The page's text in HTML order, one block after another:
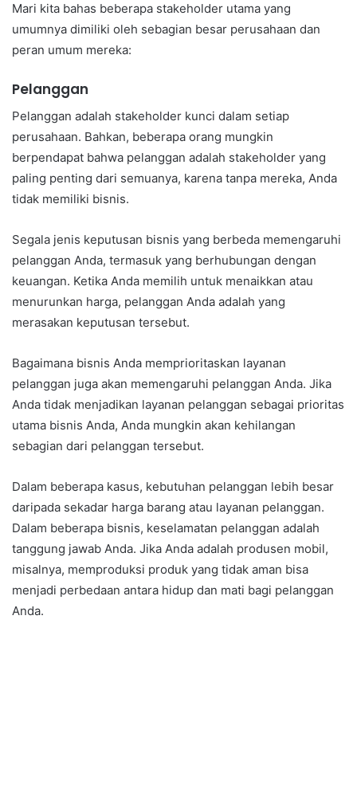
Mari kita bahas beberapa stakeholder utama yang
umumnya dimiliki oleh sebagian besar perusahaan dan
peran umum mereka:
Pelanggan
Pelanggan adalah stakeholder kunci dalam setiap
perusahaan. Bahkan, beberapa orang mungkin
berpendapat bahwa pelanggan adalah stakeholder yang
paling penting dari semuanya, karena tanpa mereka, Anda
tidak memiliki bisnis.
Segala jenis keputusan bisnis yang berbeda memengaruhi
pelanggan Anda, termasuk yang berhubungan dengan
keuangan. Ketika Anda memilih untuk menaikkan atau
menurunkan harga, pelanggan Anda adalah yang
merasakan keputusan tersebut.
Bagaimana bisnis Anda memprioritaskan layanan
pelanggan juga akan memengaruhi pelanggan Anda. Jika
Anda tidak menjadikan layanan pelanggan sebagai prioritas
utama bisnis Anda, Anda mungkin akan kehilangan
sebagian dari pelanggan tersebut.
Dalam beberapa kasus, kebutuhan pelanggan lebih besar
daripada sekadar harga barang atau layanan pelanggan.
Dalam beberapa bisnis, keselamatan pelanggan adalah
tanggung jawab Anda. Jika Anda adalah produsen mobil,
misalnya, memproduksi produk yang tidak aman bisa
menjadi perbedaan antara hidup dan mati bagi pelanggan
Anda.